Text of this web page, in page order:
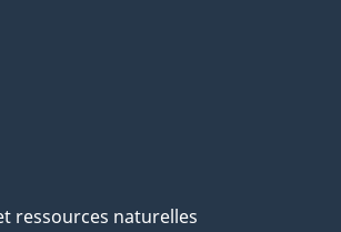
ressources naturelles